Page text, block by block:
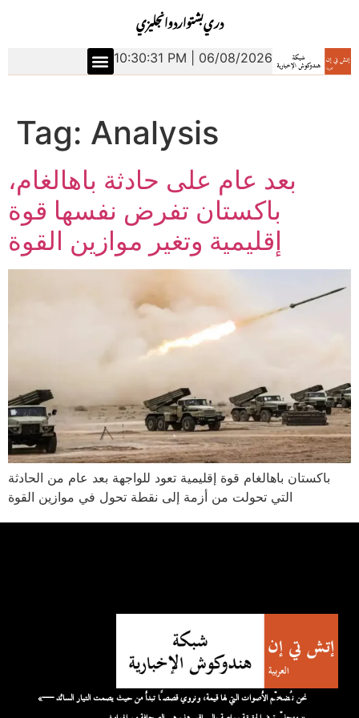
انجليزياردوبشتودري
10:30:31 PM | 06/08/2026
Tag: Analysis
بعد عام على حادثة باهالغام،
باكستان تفرض نفسها قوة
إقليمية وتغير موازين القوة
باكستان باهالغام قوة إقليمية تعود للواجهة بعد عام من الحادثة
التي تحولت من أزمة إلى نقطة تحول في موازين القوة
«نحن نُضخّم الأصوات التي لها قيمة، ونروي قصصًا تبدأ من حيث يصمت التيار السائد —